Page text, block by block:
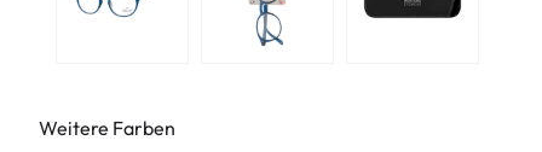
Weitere Farben